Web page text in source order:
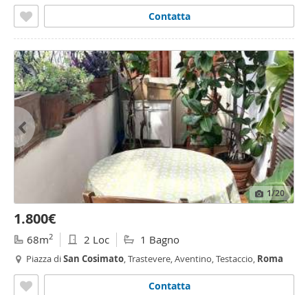
Contatta
1/20
1.800€
68m2 2 Loc 1 Bagno
Piazza diSan Cosimato, Trastevere, Aventino, Testaccio, Roma
Contatta